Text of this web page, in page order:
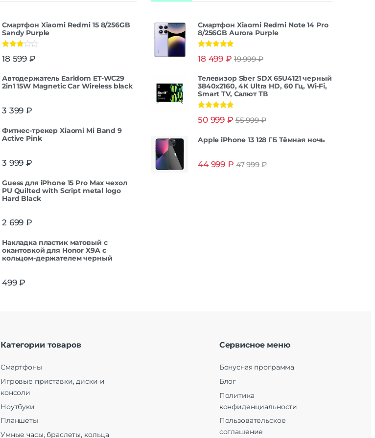
Питание
Зарядка внешних
Навигация
A-GPS | BeiDou |
Комплектация
кабель Type-C | у версии
для китайского рынка в
зарядное устройство
Дополнительно
Смартфон Xiaomi Redmi 15 8/256GB
Sandy Purple
3.00из
18 599 ₽
Автодержатель Earldom ET-WC29
2in1 15W Magnetic Car Wireless black
3 399 ₽
Фитнес-трекер Xiaomi Mi Band 9
Active Pink
3 999 ₽
Guess для iPhone 15 Pro Max чехол
PU Quilted with Script metal logo
Hard Black
2 699 ₽
Накладка пластик матовый с
окантовкой для Honor X9A с
кольцом-держателем черный
499₽
Смартфон Xiaomi Redmi Note 14 Pro
8/256GB Aurora Purple
из 5
18 499 ₽ 19 999₽
Телевизор Sber SDX 65U4121 черный
3840x2160, 4K Ultra HD, 60 Гц, Wi-Fi,
Smart TV, Салют ТВ
из 5
50 999 ₽ 55 999₽
Apple iPhone 13 128 ГБ Тёмная ночь
44 999 ₽ 47 999₽
Категории товаров
Смартфоны
Игровые приставки, диски и
консоли
Ноутбуки
Планшеты
Умные часы, браслеты, кольца
Сервисное меню
Бонусная программа
Блог
Политика
конфиденциальности
Пользовательское
соглашение